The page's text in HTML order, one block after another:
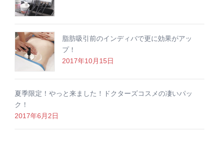
脂肪吸引前のインディバで更に効果がアッ
プ！
2017年10月15日
夏季限定！やっと来ました！ドクターズコスメの凄いパッ
ク！
2017年6月2日